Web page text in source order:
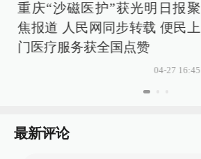
重庆“沙磁医护”获光明日报聚
焦报道 人民网同步转载 便民上
门医疗服务获全国点赞
04-27 16:45
最新评论